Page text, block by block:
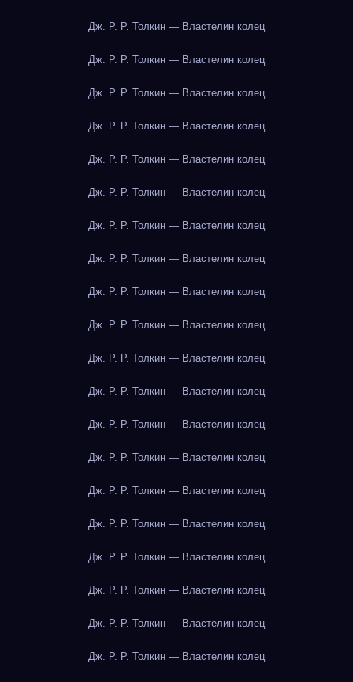
Дж. Р. Р. Толкин — Властелин колец
Дж. Р. Р. Толкин — Властелин колец
Дж. Р. Р. Толкин — Властелин колец
Дж. Р. Р. Толкин — Властелин колец
Дж. Р. Р. Толкин — Властелин колец
Дж. Р. Р. Толкин — Властелин колец
Дж. Р. Р. Толкин — Властелин колец
Дж. Р. Р. Толкин — Властелин колец
Дж. Р. Р. Толкин — Властелин колец
Дж. Р. Р. Толкин — Властелин колец
Дж. Р. Р. Толкин — Властелин колец
Дж. Р. Р. Толкин — Властелин колец
Дж. Р. Р. Толкин — Властелин колец
Дж. Р. Р. Толкин — Властелин колец
Дж. Р. Р. Толкин — Властелин колец
Дж. Р. Р. Толкин — Властелин колец
Дж. Р. Р. Толкин — Властелин колец
Дж. Р. Р. Толкин — Властелин колец
Дж. Р. Р. Толкин — Властелин колец
Дж. Р. Р. Толкин — Властелин колец